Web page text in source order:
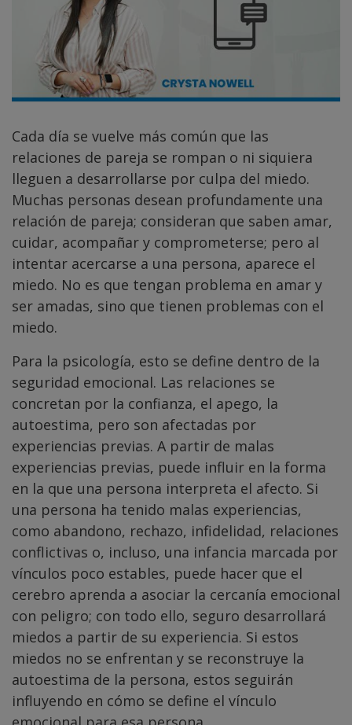
Cada día se vuelve más común que las
relaciones de pareja se rompan o ni siquiera
lleguen a desarrollarse por culpa del miedo.
Muchas personas desean profundamente una
relación de pareja; consideran que saben amar,
cuidar, acompañar y comprometerse; pero al
intentar acercarse a una persona, aparece el
miedo. No es que tengan problema en amar y
ser amadas, sino que tienen problemas con el
miedo.
Para la psicología, esto se define dentro de la
seguridad emocional. Las relaciones se
concretan por la confianza, el apego, la
autoestima, pero son afectadas por
experiencias previas. A partir de malas
experiencias previas, puede influir en la forma
en la que una persona interpreta el afecto. Si
una persona ha tenido malas experiencias,
como abandono, rechazo, infidelidad, relaciones
conflictivas o, incluso, una infancia marcada por
vínculos poco estables, puede hacer que el
cerebro aprenda a asociar la cercanía emocional
con peligro; con todo ello, seguro desarrollará
miedos a partir de su experiencia. Si estos
miedos no se enfrentan y se reconstruye la
autoestima de la persona, estos seguirán
influyendo en cómo se define el vínculo